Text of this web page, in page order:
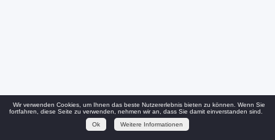
Wir verwenden Cookies, um Ihnen das beste Nutzererlebnis bieten zu können. Wenn Sie
fortfahren, diese Seite zu verwenden, nehmen wir an, dass Sie damit einverstanden sind.
Ok
Weitere Informationen